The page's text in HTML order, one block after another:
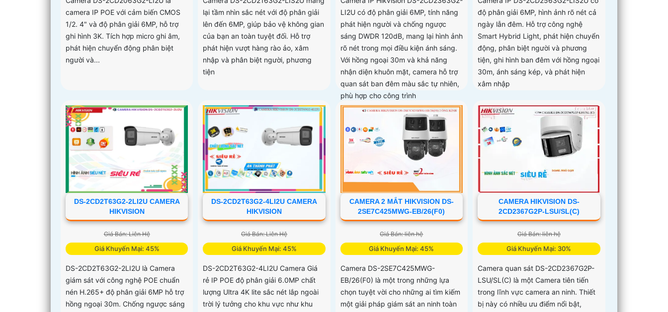
camera IP POE với cảm biến CMOS
1/2. 4" và độ phân giải 6MP, hỗ trợ
ghi hình 3K. Tích hợp micro ghi âm,
phát hiện chuyển động phân biệt
người và...
lại tầm nhìn sắc nét với độ phân giải
lên đến 6MP, giúp bảo vệ không gian
của bạn an toàn tuyệt đối. Hỗ trợ
phát hiện vượt hàng rào ảo, xâm
nhập và phân biệt người, phương
tiện
LI2U có độ phân giải 6MP, tính năng
phát hiện người và chống ngược
sáng DWDR 120dB, mang lại hình ảnh
rõ nét trong mọi điều kiện ánh sáng.
Với hồng ngoại 30m và khả năng
nhận diện khuôn mặt, camera hỗ trợ
quan sát ban đêm màu sắc tự nhiên,
phù hợp cho công trình
độ phân giải 6MP, hình ảnh rõ nét cả
ngày lẫn đêm. Hỗ trợ công nghệ
Smart Hybrid Light, phát hiện chuyển
động, phân biệt người và phương
tiện, ghi hình ban đêm với hồng ngoại
30m, ánh sáng kép, và phát hiện
xâm nhập
DS-2CD2T63G2-2LI2U CAMERA
HIKVISION
Giá Bán: Liên Hệ
Giá Khuyến Mại: 45%
DS-2CD2T63G2-2LI2U là Camera
giám sát với công nghệ POE chuẩn
nén H.265+ độ phân giải 6MP hỗ trợ
hồng ngoại 30m. Chống ngược sáng
DS-2CD2T63G2-4LI2U CAMERA
HIKVISION
Giá Bán: Liên Hệ
Giá Khuyến Mại: 45%
DS-2CD2T63G2-4LI2U Camera Giá
rẻ IP POE độ phân giải 6.0MP chất
lượng Ultra 4K lite sắc nét lắp ngoài
trời lý tưởng cho khu vực như khu
CAMERA 2 MẮT HIKVISION DS-
2SE7C425MWG-EB/26(F0)
Giá Bán: liên hệ
Giá Khuyến Mại: 45%
Camera DS-2SE7C425MWG-
EB/26(F0) là một trong những lựa
chọn tuyệt vời cho những ai tìm kiếm
một giải pháp giám sát an ninh toàn
CAMERA HIKVISION DS-
2CD2367G2P-LSU/SL(C)
Giá Bán: liên hệ
Giá Khuyến Mại: 30%
Camera quan sát DS-2CD2367G2P-
LSU/SL(C) là một Camera tiên tiến
trong lĩnh vực camera an ninh. Thiết
bị này có nhiều ưu điểm nổi bật,